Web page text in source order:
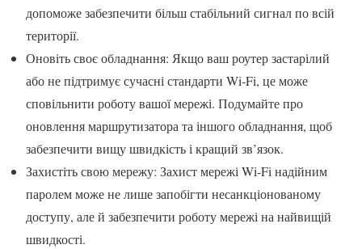
допоможе забезпечити більш стабільний сигнал по всій
території.
Оновіть своє обладнання: Якщо ваш роутер застарілий
або не підтримує сучасні стандарти Wi-Fi, це може
сповільнити роботу вашої мережі. Подумайте про
оновлення маршрутизатора та іншого обладнання, щоб
забезпечити вищу швидкість і кращий зв’язок.
Захистіть свою мережу: Захист мережі Wi-Fi надійним
паролем може не лише запобігти несанкціонованому
доступу, але й забезпечити роботу мережі на найвищій
швидкості.